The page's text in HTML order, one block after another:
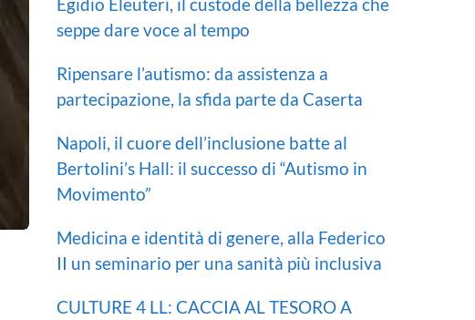
seppe dare voce al tempo
Ripensare l’autismo: da assistenza a
partecipazione, la sfida parte da Caserta
Napoli, il cuore dell’inclusione batte al
Bertolini’s Hall: il successo di “Autismo in
Movimento”
Medicina e identità di genere, alla Federico
II un seminario per una sanità più inclusiva
CULTURE 4 LL: CACCIA AL TESORO A